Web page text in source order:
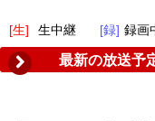
[生] 生中継 [録] 録画
最新の放送予